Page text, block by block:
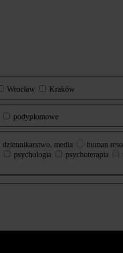
Wrocław
Kraków
podyplomowe
dziennikarstwo, media human
psychologia psychoterapia